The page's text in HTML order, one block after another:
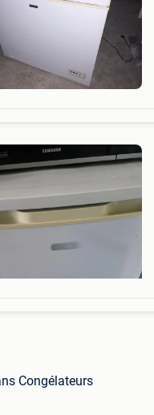
Congélateurs